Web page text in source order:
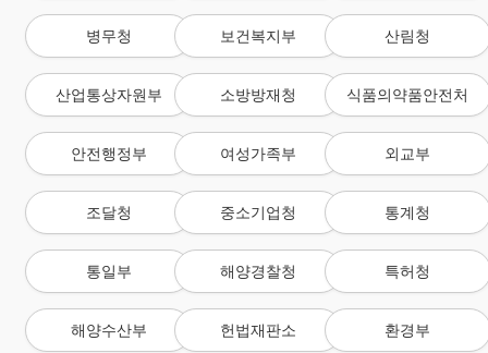
병무청 보건복지부 산림청
산업통상자원부 소방방재청 식품의약품안전처
안전행정부 여성가족부 외교부
조달청 중소기업청 통계청
통일부 해양경찰청 특허청
해양수산부 헌법재판소 환경부